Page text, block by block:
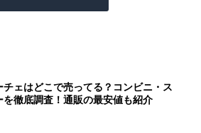
チェはどこで売ってる？コンビニ・ス
を徹底調査！通販の最安値も紹介